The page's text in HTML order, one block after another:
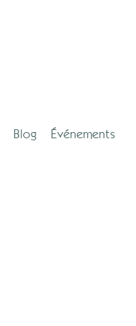
Blog Événements